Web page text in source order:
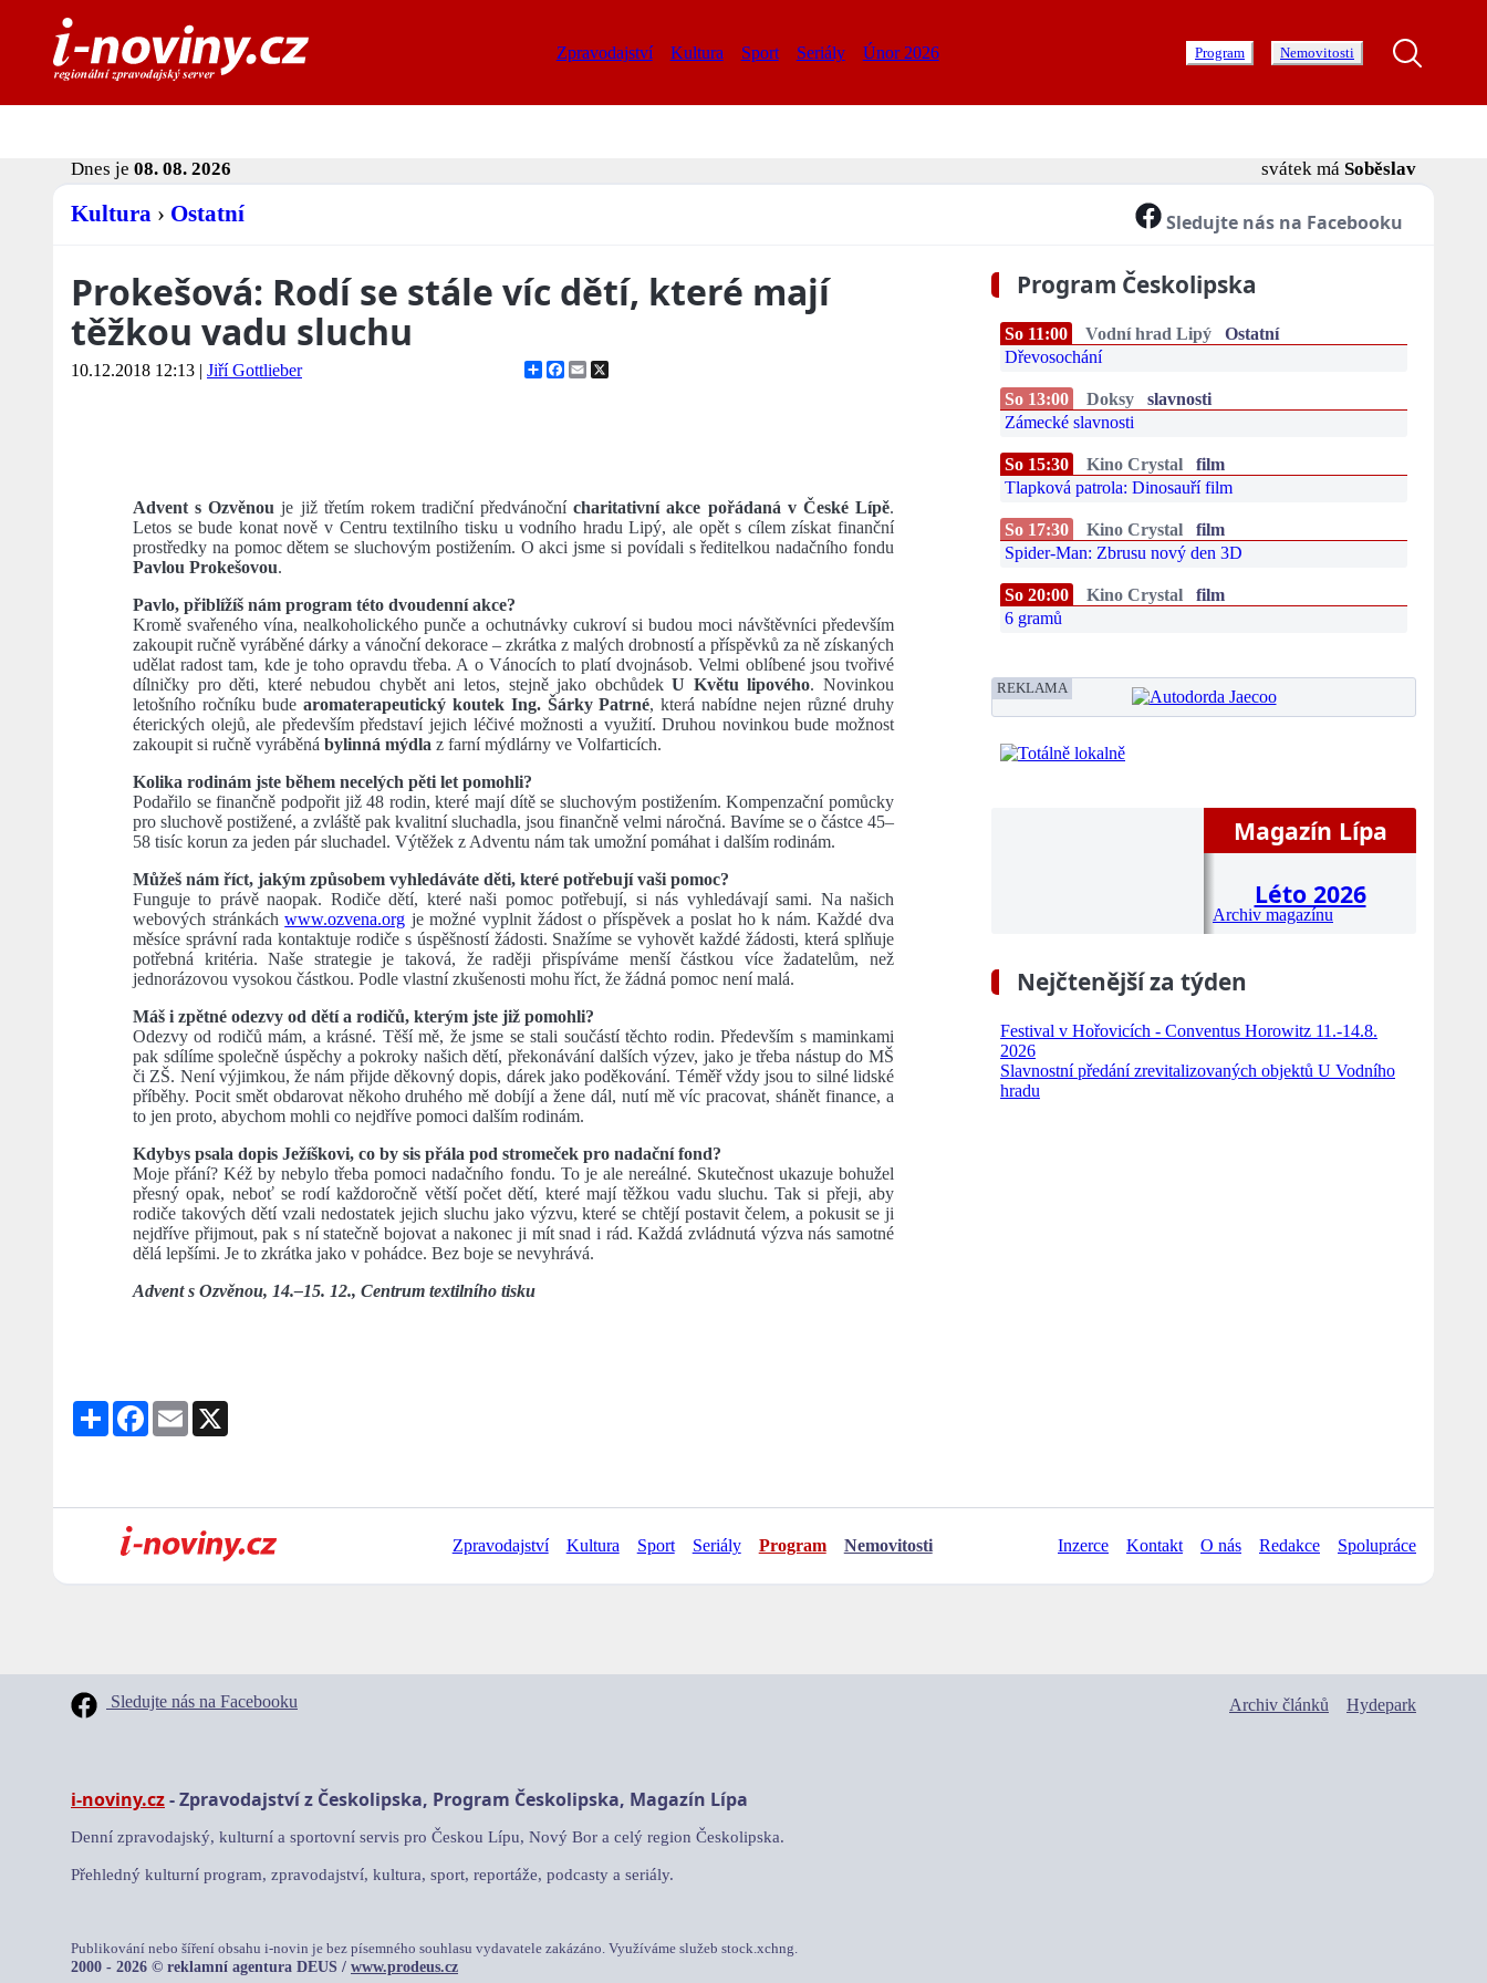
Zpravodajství Kultura Sport Seriály Únor 2026 Program Nemovitosti
Dnes je 08. 08. 2026 svátek má Soběslav
Kultura › Ostatní Sledujte nás na Facebooku
Prokešová: Rodí se stále víc dětí, které mají
těžkou vadu sluchu
10.12.2018 12:13 | Jiří Gottlieber ShareFacebook
Email
Advent s Ozvěnou je již třetím rokem tradiční předvánočnícharitativní akce pořádaná v České Lípě.
Letos se bude konat nově v Centru textilního tisku u vodního hradu Lipý, ale opět s cílem získat finanční
prostředky na pomoc dětem se sluchovým postižením. O akci jsme si povídali s ředitelkou nadačního fondu
Pavlou Prokešovou.
Pavlo, přiblížíš nám program této dvoudenní akce?
Kromě svařeného vína, nealkoholického punče a ochutnávky cukroví si budou moci návštěvníci především
zakoupit ručně vyráběné dárky a vánoční dekorace – zkrátka z malých drobností a příspěvků za ně získaných
udělat radost tam, kde je toho opravdu třeba. A o Vánocích to platí dvojnásob. Velmi oblíbené jsou tvořivé
dílničky pro děti, které nebudou chybět ani letos, stejně jako obchůdekU Květu lipového. Novinkou
letošního ročníku bude aromaterapeutický koutek Ing. Šárky Patrné, která nabídne nejen různé druhy
éterických olejů, ale především představí jejich léčivé možnosti a využití. Druhou novinkou bude možnost
zakoupit si ručně vyráběná bylinná mýdla z farní mýdlárny ve Volfarticích.
Kolika rodinám jste během necelých pěti let pomohli?
Podařilo se finančně podpořit již 48 rodin, které mají dítě se sluchovým postižením. Kompenzační pomůcky
pro sluchově postižené, a zvláště pak kvalitní sluchadla, jsou finančně velmi náročná. Bavíme se o částce 45–
58 tisíc korun za jeden pár sluchadel. Výtěžek z Adventu nám tak umožní pomáhat i dalším rodinám.
Můžeš nám říct, jakým způsobem vyhledáváte děti, které potřebují vaši pomoc?
Funguje to právě naopak. Rodiče dětí, které naši pomoc potřebují, si nás vyhledávají sami. Na našich
webových stránkáchwww.ozvena.org je možné vyplnit žádost o příspěvek a poslat ho k nám. Každé dva
měsíce správní rada kontaktuje rodiče s úspěšností žádosti. Snažíme se vyhovět každé žádosti, která splňuje
potřebná kritéria. Naše strategie je taková, že raději přispíváme menší částkou více žadatelům, než
jednorázovou vysokou částkou. Podle vlastní zkušenosti mohu říct, že žádná pomoc není malá.
Máš i zpětné odezvy od dětí a rodičů, kterým jste již pomohli?
Odezvy od rodičů mám, a krásné. Těší mě, že jsme se stali součástí těchto rodin. Především s maminkami
pak sdílíme společně úspěchy a pokroky našich dětí, překonávání dalších výzev, jako je třeba nástup do MŠ
či ZŠ. Není výjimkou, že nám přijde děkovný dopis, dárek jako poděkování. Téměř vždy jsou to silné lidské
příběhy. Pocit smět obdarovat někoho druhého mě dobíjí a žene dál, nutí mě víc pracovat, shánět finance, a
to jen proto, abychom mohli co nejdříve pomoci dalším rodinám.
Kdybys psala dopis Ježíškovi, co by sis přála pod stromeček pro nadační fond?
Moje přání? Kéž by nebylo třeba pomoci nadačního fondu. To je ale nereálné. Skutečnost ukazuje bohužel
přesný opak, neboť se rodí každoročně větší počet dětí, které mají těžkou vadu sluchu. Tak si přeji, aby
rodiče takových dětí vzali nedostatek jejich sluchu jako výzvu, které se chtějí postavit čelem, a pokusit se ji
nejdříve přijmout, pak s ní statečně bojovat a nakonec ji mít snad i rád. Každá zvládnutá výzva nás samotné
dělá lepšími. Je to zkrátka jako v pohádce. Bez boje se nevyhrává.
Advent s Ozvěnou, 14.–15. 12., Centrum textilního tisku
Share Facebook
Email
Program Českolipska
So 11:00 Vodní hrad Lipý
Ostatní
Dřevosochání
So 13:00 Doksy
slavnosti
Zámecké slavnosti
So 15:30 Kino Crystal
film
Tlapková patrola: Dinosauří film
So 17:30 Kino Crystal
film
Spider-Man: Zbrusu nový den 3D
So 20:00 Kino Crystal
film
6 gramů
REKLAMA
Magazín Lípa
Léto 2026
Archiv magazínu
Nejčtenější za týden
Festival v Hořovicích - Conventus Horowitz 11.-14.8.
2026
Slavnostní předání zrevitalizovaných objektů U Vodního
hradu
Zpravodajství Kultura Sport Seriály Program Nemovitosti Inzerce Kontakt O nás Redakce Spolupráce
Sledujte nás na Facebooku Archiv článků Hydepark
i-noviny.cz- Zpravodajství z Českolipska, Program Českolipska, Magazín Lípa
Denní zpravodajský, kulturní a sportovní servis pro Českou Lípu, Nový Bor a celý region Českolipska.
Přehledný kulturní program, zpravodajství, kultura, sport, reportáže, podcasty a seriály.
Publikování nebo šíření obsahu i-novin je bez písemného souhlasu vydavatele zakázáno. Využíváme služeb stock.xchng.
2000 - 2026 © reklamní agentura DEUS / www.prodeus.cz